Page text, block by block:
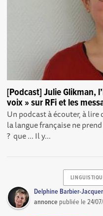
[Podcast] Julie Glikman,
voix » sur RFi et les
Un podcast à écouter, à
la langue française ne
? que ... Il y...
Delphine Barbier-
annonce publiée le24/